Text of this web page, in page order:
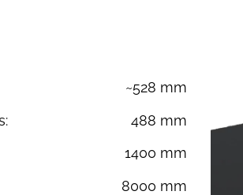
~528 mm
488 mm
1400 mm
8000 mm